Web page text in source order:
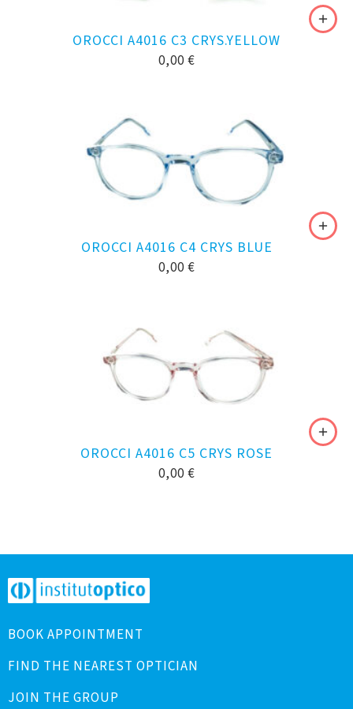
OROCCI A4016 C3 CRYS.YELLOW
0,00 €
OROCCI A4016 C4 CRYS BLUE
0,00 €
OROCCI A4016 C5 CRYS ROSE
0,00 €
BOOK APPOINTMENT
FIND THE NEAREST OPTICIAN
JOIN THE GROUP